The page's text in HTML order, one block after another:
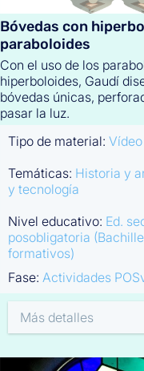
Bóvedas con
paraboloides
Con el uso de los
hiperboloides, Gaudí
bóvedas únicas,
pasar la luz.
Tipo de material: Vídeo
Temáticas: Historia y
y tecnología
Nivel educativo: Ed.
posobligatoria
formativos)
Fase: Actividades
Más detalles